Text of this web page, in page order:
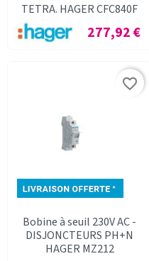
TETRA. HAGER CFC840F
Prix
277,92 €
Bobine à seuil 230V AC -
DISJONCTEURS PH+N
HAGER MZ212
favorite_border